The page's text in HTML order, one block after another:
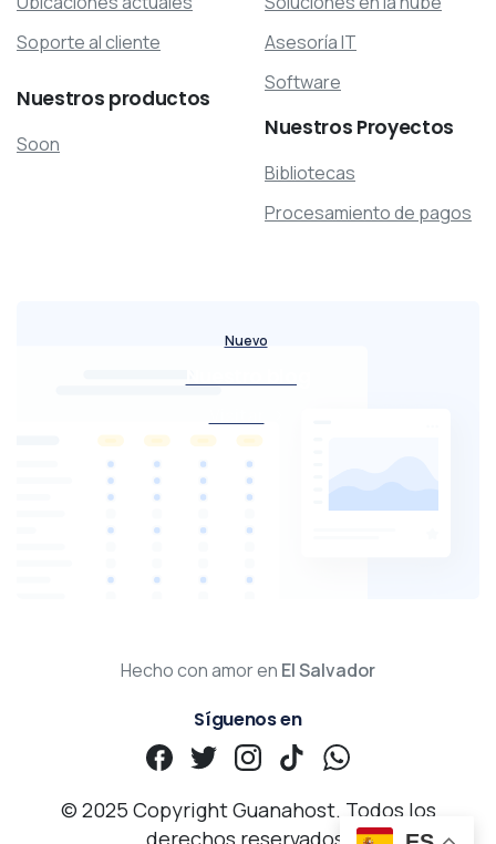
Soporte al cliente
Nuestros productos
Soon
Asesoría IT
Software
Nuestros Proyectos
Bibliotecas
Procesamiento de pagos
Nuevo
Hecho con amor en El Salvador
Síguenos en
© 2025 Copyright Guanahost. Todos los
derechos reservados.